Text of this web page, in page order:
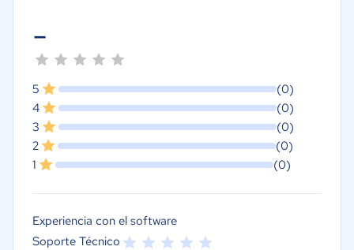
-
5
(0)
4
(0)
3
(0)
2
(0)
1
(0)
Experiencia con el software
Soporte Técnico